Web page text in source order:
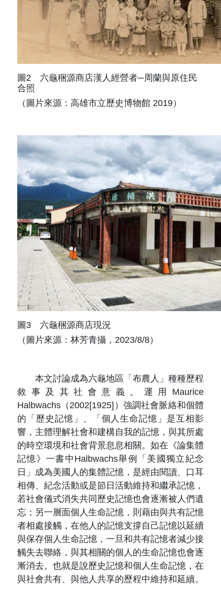
圖2 六龜稇源商店漢人經營者─周蘭與原住民
合照
（圖片來源：高雄市立歷史博物館 2019）
圖3 六龜稇源商店現況
（圖片來源：林芳青攝，2023/8/8）
本文討論成為六龜地區「布農人」種種歷程
敘事及其社會意義。運用Maurice
Halbwachs（2002[1925]）強調社會脈絡和個體
的「歷史記憶」、「個人生命記憶」是互相影
響，主體理解社會和建構自我的記憶，與其所處
的時空環境和社會背景息息相關。如在《論集體
記憶》一書中Halbwachs舉例「美國獨立紀念
日」成為美國人的集體記憶，是經由閱讀、口耳
相傳、紀念活動或是節日活動維持和繼承記憶，
若社會儀式消失共同歷史記憶也會逐漸被人們遺
忘；另一層面個人生命記憶，則藉由與共有記憶
者相處接觸，在他人的記憶支撐自己記憶以延續
與保存個人生命記憶，一旦和共有記憶者減少接
觸失去聯絡，與其相關的個人的生命記憶也會逐
漸消去。也就是說歷史記憶和個人生命記憶，在
與社會共有、與他人共享的歷程中維持和延續。